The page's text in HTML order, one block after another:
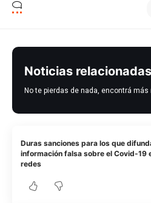
Noticias relacionadas
No te pierdas de nada, encontrá
Duras sanciones para los que
información falsa sobre el Covid-19
redes